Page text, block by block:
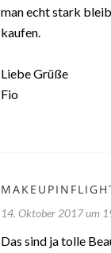
man echt stark
kaufen.
Liebe Grüße
Fio
14. Oktober 2017 um
Das sind ja tolle